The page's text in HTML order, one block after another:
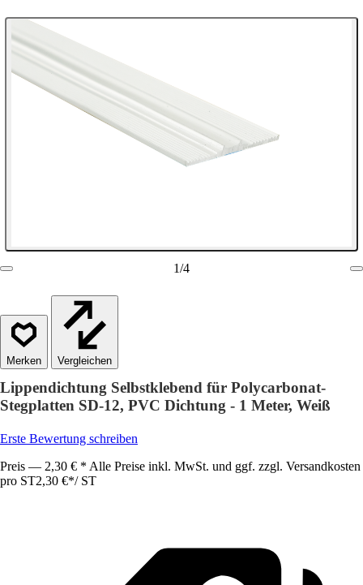
1/4
Vergleichen
Lippendichtung Selbstklebend für Polycarbonat-
Stegplatten SD-12, PVC Dichtung - 1 Meter, Weiß
Erste Bewertung schreiben
Preis — 2,30 € * Alle Preise inkl. MwSt. und ggf. zzgl. Versandkosten
pro ST2,30 €*/ ST